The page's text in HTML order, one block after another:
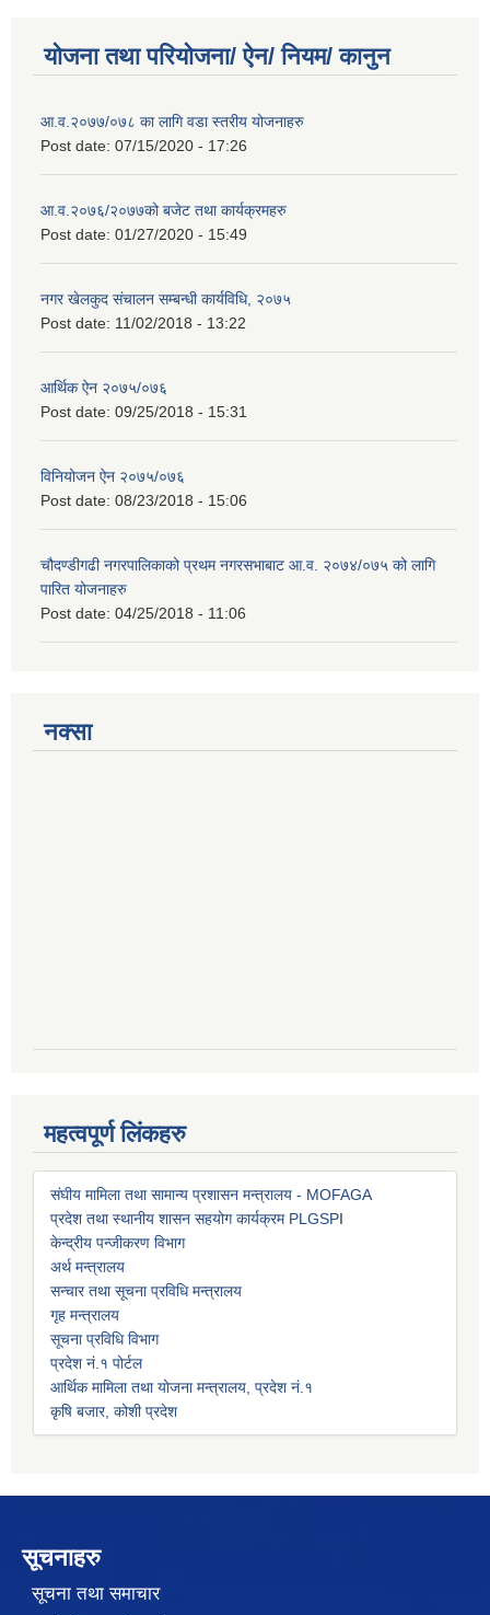
योजना तथा परियोजना/ ऐन/ नियम/ कानुन
आ.व.२०७७/०७८ का लागि वडा स्तरीय योजनाहरु
Post date: 07/15/2020 - 17:26
आ.व.२०७६/२०७७को बजेट तथा कार्यक्रमहरु
Post date: 01/27/2020 - 15:49
नगर खेलकुद संचालन सम्बन्धी कार्यविधि, २०७५
Post date: 11/02/2018 - 13:22
आर्थिक ऐन २०७५/०७६
Post date: 09/25/2018 - 15:31
विनियोजन ऐन २०७५/०७६
Post date: 08/23/2018 - 15:06
चौदण्डीगढी नगरपालिकाको प्रथम नगरसभाबाट आ.व. २०७४/०७५ को लागि
पारित योजनाहरु
Post date: 04/25/2018 - 11:06
नक्सा
महत्वपूर्ण लिंकहरु
संघीय मामिला तथा सामान्य प्रशासन मन्त्रालय - MOFAGA
प्रदेश तथा स्थानीय शासन सहयोग कार्यक्रम PLGSPI
केन्द्रीय पन्जीकरण विभाग
अर्थ मन्त्रालय
सन्चार तथा सूचना प्रविधि मन्त्रालय
गृह मन्त्रालय
सूचना प्रविधि विभाग
प्रदेश नं.१ पोर्टल
आर्थिक मामिला तथा योजना मन्त्रालय, प्रदेश नं.१
कृषि बजार, कोशी प्रदेश
सूचनाहरु
सूचना तथा समाचार